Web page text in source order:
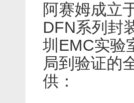
阿赛姆成立
DFN系列封
圳EMC实验
局到验证的
供：